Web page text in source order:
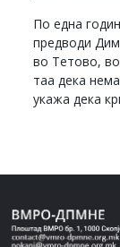
По една
предводи
во Тетово,
таа дека
укажа дека